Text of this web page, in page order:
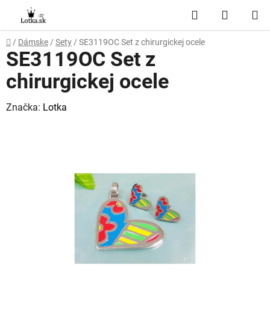
obsah
Hľadať
KOŠÍK
Domov
/ Dámske / Sety / SE3119OC Set z chirurgickej ocele
SE3119OC Set z
chirurgickej ocele
Značka: Lotka